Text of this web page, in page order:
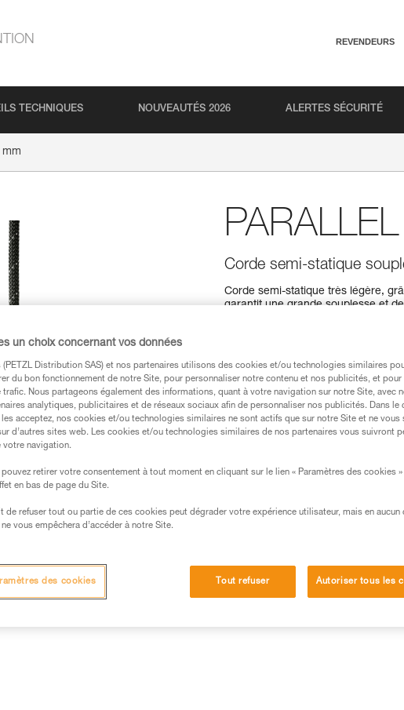
REVENDEURS
TECHNIQUES NOUVEAUTÉS 2026 ALERTES SÉCURITÉ
mm
Corde semi-statique
Corde semi-statique très légère,
garantit une grande souplesse et
Trouvez un revendeur
Inspection
un choix concernant vos données
(PETZL Distribution SAS) et nos partenaires utilisons des cookies et/ou technologies similaires
du bon fonctionnement de notre Site, pour personnaliser notre contenu et nos publicités, et pour
trafic. Nous partageons également des informations, quant à votre navigation sur notre Site, avec
analytiques, publicitaires et de réseaux sociaux afin de personnaliser nos publicités. Dans le
les acceptez, nos cookies et/ou technologies similaires ne sont actifs que sur notre Site et ne vous
d’autres sites web. Les cookies et/ou technologies similaires de nos partenaires vous suivront
votre navigation.
pouvez retirer votre consentement à tout moment en cliquant sur le lien « Paramètres des cookies »
en bas de page du Site.
de refuser tout ou partie de ces cookies peut dégrader votre expérience utilisateur, mais en aucun
ne vous empêchera d’accéder à notre Site.
Tout refuser Autoriser tous les
des cookies